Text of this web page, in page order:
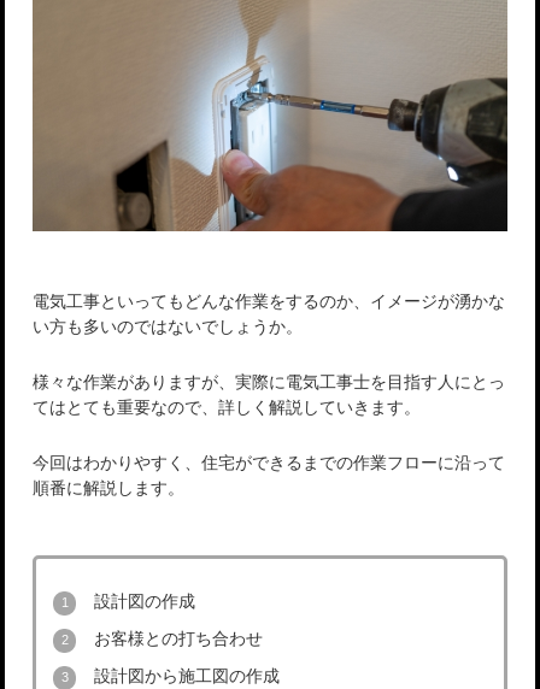
電気工事といってもどんな作業をするのか、イメージが湧かな
い方も多いのではないでしょうか。
様々な作業がありますが、実際に電気工事士を目指す人にとっ
てはとても重要なので、詳しく解説していきます。
今回はわかりやすく、住宅ができるまでの作業フローに沿って
順番に解説します。
設計図の作成
お客様との打ち合わせ
設計図から施工図の作成